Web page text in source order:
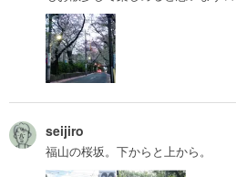
seijiro
福山の桜坂。下からと上から。